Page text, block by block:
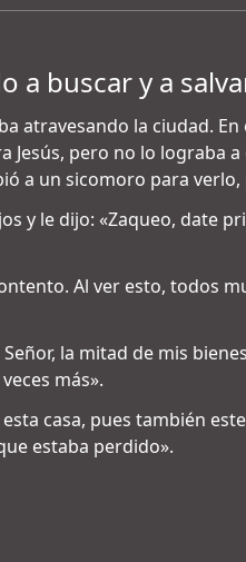
a buscar y a
atravesando la ciudad.
Jesús, pero no lo lograba
a un sicomoro para
y le dijo: «Zaqueo, date
Al ver esto, todos
la mitad de mis
más».
casa, pues también
estaba perdido».